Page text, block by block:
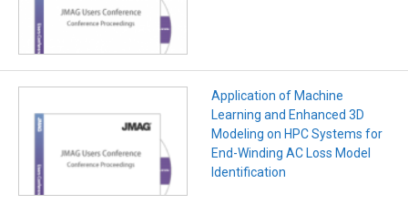
Application of Machine
Learning and Enhanced 3D
Modeling on HPC Systems for
End-Winding AC Loss Model
Identification